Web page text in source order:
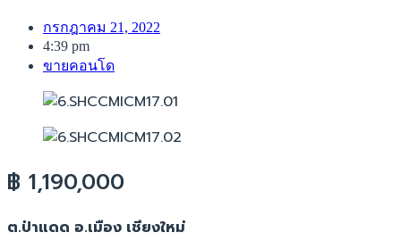
กรกฎาคม 21, 2022
4:39 pm
ขายคอนโด
฿ 1,190,000
ต.ป่าแดด อ.เมือง เชียงใหม่